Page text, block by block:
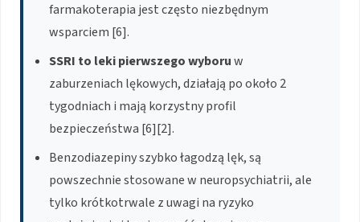
farmakoterapia jest często niezbędnym
wsparciem [6].
SSRI to leki pierwszego wyboruw
zaburzeniach lękowych, działają po około 2
tygodniach i mają korzystny profil
bezpieczeństwa [6][2].
Benzodiazepiny szybko łagodzą lęk, są
powszechnie stosowane w neuropsychiatrii, ale
tylko krótkotrwale z uwagi na ryzyko